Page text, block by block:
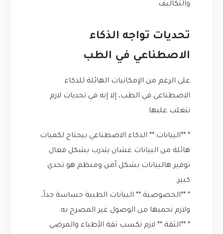
والتكاليف.
تحديات تواجه الذكاء
الاصطناعي في الطب
على الرغم من الإمكانيات الهائلة للذكاء
الاصطناعي في الطب، إلا إنه في تحديات لازم
نتغلب عليها:
* **البيانات:** الذكاء الاصطناعي بيحتاج لكميات
هائلة من البيانات عشان يتدرب بشكل فعال.
توفير هالبيانات بشكل آمن ومنظم هو تحدي
كبير.
* **الخصوصية:** البيانات الطبية حساسة جداً،
ولازم نحميها من الوصول غير المصرح به.
* **الثقة:** لازم نكسب ثقة الأطباء والمرضى